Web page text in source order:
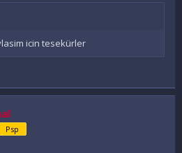
icin tesekürler
Psp